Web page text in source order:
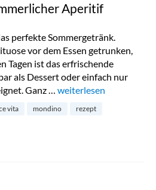
Aperitif
perfekte Sommergetränk.
vor dem Essen getrunken,
Tagen ist das erfrischende
als Dessert oder einfach nur
Ganz … „Mondino: Ein
weiterlesen
vita mondino
rezept